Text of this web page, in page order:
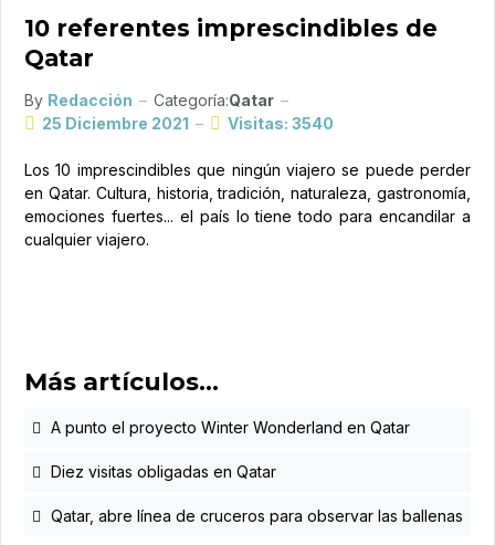
10 referentes imprescindibles de
Qatar
By Redacción Categoría:Qatar
25 Diciembre 2021
Visitas: 3540
Los 10 imprescindibles que ningún viajero se puede perder
en Qatar. Cultura, historia, tradición, naturaleza, gastronomía,
emociones fuertes... el país lo tiene todo para encandilar a
cualquier viajero.
Más artículos…
A punto el proyecto Winter Wonderland en Qatar
Diez visitas obligadas en Qatar
Qatar, abre línea de cruceros para observar las ballenas